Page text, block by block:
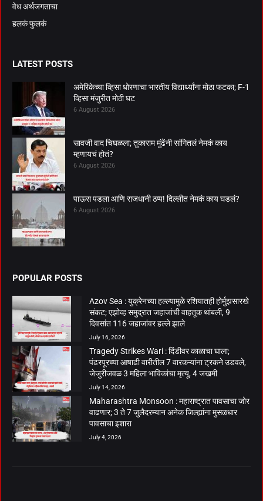
वेध अर्थजगताचा
हलकं फुलकं
LATEST POSTS
अमेरिकेच्या व्हिसा धोरणाचा भारतीय विद्यार्थ्यांना मोठा फटका; F-1
व्हिसा मंजुरीत मोठी घट
6 August 2026
सावजी वाद चिघळला; तुकाराम मुंढेंनी सांगितलं नेमकं काय
म्हणायचं होतं?
6 August 2026
पाऊस पडला आणि राजधानी ठप्प! दिल्लीत नेमकं काय घडलं?
6 August 2026
POPULAR POSTS
Azov Sea : युक्रेनच्या हल्ल्यामुळे रशियातही होर्मुझसारखे
संकट; एझोव्ह समुद्रात जहाजांची वाहतूक थांबली, 9
दिवसांत 116 जहाजांवर हल्ले झाले
July 16, 2026
Tragedy Strikes Wari : दिंडीवर काळाचा घाला;
पंढरपूरच्या आषाढी वारीतील 7 वारकऱ्यांना ट्रकने उडवले,
जेजुरीजवळ 3 महिला भाविकांचा मृत्यू, 4 जखमी
July 14, 2026
Maharashtra Monsoon : महाराष्ट्रात पावसाचा जोर
वाढणार; 3 ते 7 जुलैदरम्यान अनेक जिल्ह्यांना मुसळधार
पावसाचा इशारा
July 4, 2026